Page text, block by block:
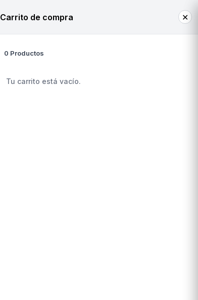
¡Hola! Ingresa o regístrate
Carrito de compra ✕
0 Productos
Tu carrito está vacío.